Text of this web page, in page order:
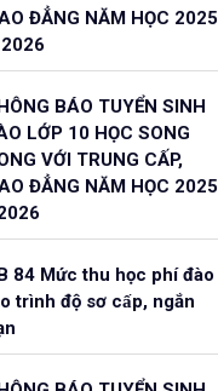
ĐẲNG NĂM HỌC 2025
BÁO TUYỂN SINH
LỚP 10 HỌC SONG
VỚI TRUNG CẤP,
ĐẲNG NĂM HỌC 2025
84 Mức thu học phí đào
trình độ sơ cấp, ngắn